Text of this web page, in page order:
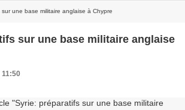
une base militaire anglaise à Chypre
sur une base militaire anglaise
11:50